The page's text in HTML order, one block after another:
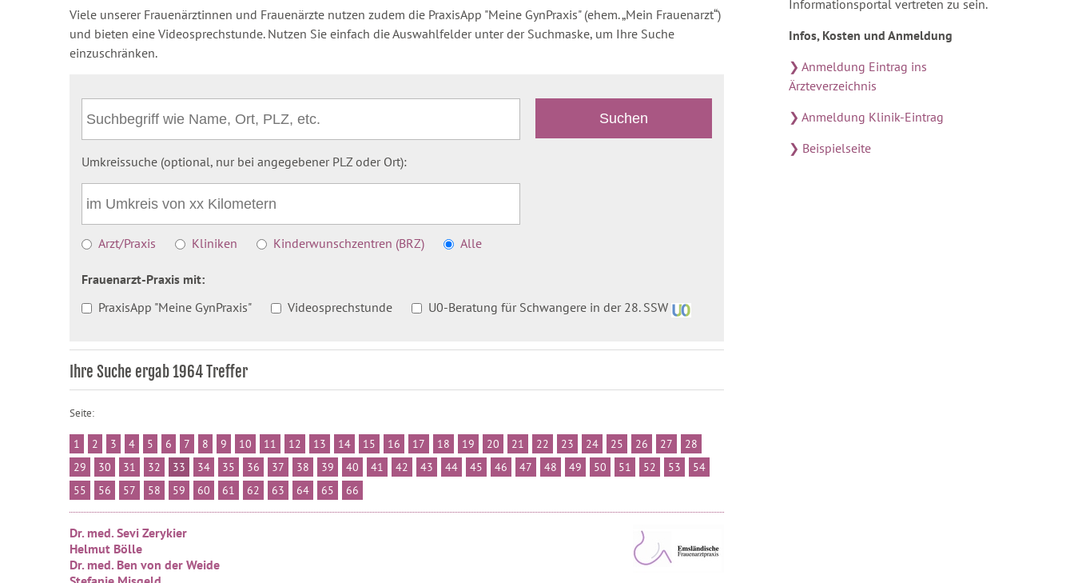
Viele unserer Frauenärztinnen und Frauenärzte nutzen zudem die PraxisApp "Meine GynPraxis" (ehem. „Mein Frauenarzt“)
und bieten eine Videosprechstunde. Nutzen Sie einfach die Auswahlfelder unter der Suchmaske, um Ihre Suche
einzuschränken.
Umkreissuche (optional, nur bei angegebener PLZ oder Ort):
Arzt/Praxis Kliniken Kinderwunschzentren (BRZ) Alle
Frauenarzt-Praxis mit:
PraxisApp "Meine GynPraxis"
Videosprechstunde U0-Beratung für Schwangere in der 28. SSW
Ihre Suche ergab 1964 Treffer
Seite:
1 2 3 4 5 6 7 8 9 10 11 12 13 14 15 16 17 18 19 20 21 22 23 24 25 26 27
28
29
30 31 32 33 34 35 36 37 38 39 40 41 42 43 44 45 46 47 48 49 50 51 52 53
54
55
56 57 58 59 60 61 62 63 64 65 66
Dr. med. Sevi Zerykier
Helmut Bölle
Dr. med. Ben von der Weide
Informationsportal vertreten zu sein.
Infos, Kosten und Anmeldung
❯ Anmeldung Eintrag ins
Ärzteverzeichnis
❯ Anmeldung Klinik-Eintrag
❯ Beispielseite